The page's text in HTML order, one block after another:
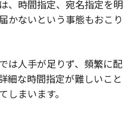
、時間指定、宛名指定を明
かないという事態もおこり
は人手が足りず、頻繁に配
細な時間指定が難しいこと
まいます。